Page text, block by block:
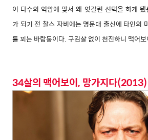
이 다수의 억압에 맞서 왜 엇갈린 선택을 하게
가 되기 전 찰스 자비에는 명문대 출신에 타인의
를 꾀는 바람둥이다. 구김살 없이 천진하니 맥어
34살의 맥어보이, 망가지다(2013)